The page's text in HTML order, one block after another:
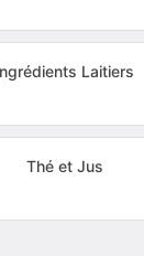
Laitiers
Thé et Jus